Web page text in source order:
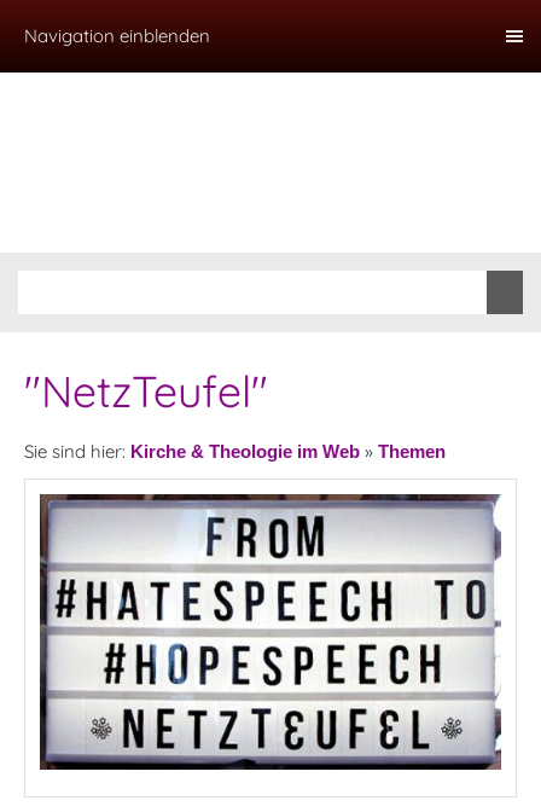
Navigation einblenden
"NetzTeufel"
Sie sind hier: Kirche & Theologie im Web » Themen